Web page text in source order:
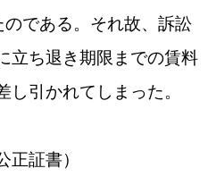
のである。それ故、訴訟
立ち退き期限までの賃料
引かれてしまった。
正証書）